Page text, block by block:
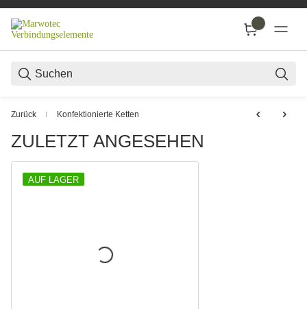
Zurück Konfektionierte Ketten
ZULETZT ANGESEHEN
AUF LAGER